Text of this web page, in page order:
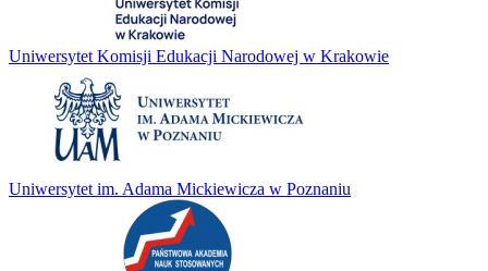
Uniwersytet Komisji Edukacji Narodowej w Krakowie
Uniwersytet im. Adama Mickiewicza w Poznaniu